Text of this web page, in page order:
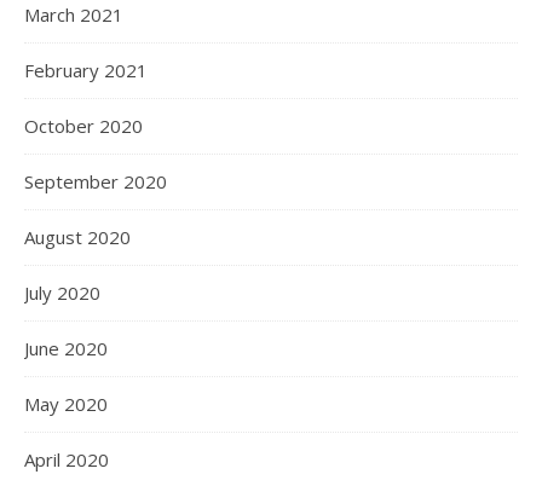
March 2021
February 2021
October 2020
September 2020
August 2020
July 2020
June 2020
May 2020
April 2020